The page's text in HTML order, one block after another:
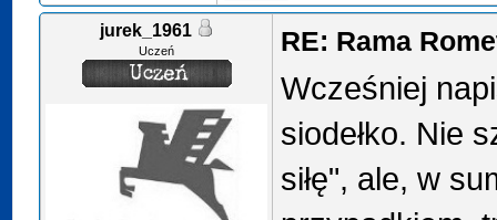
jurek_1961
Uczeń RE: Rama
Wcześniej
siodełko. Nie
siłę", ale, w